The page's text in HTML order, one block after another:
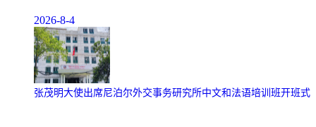
2026-8-4
张茂明大使出席尼泊尔外交事务研究所中文和法语培训班开班式